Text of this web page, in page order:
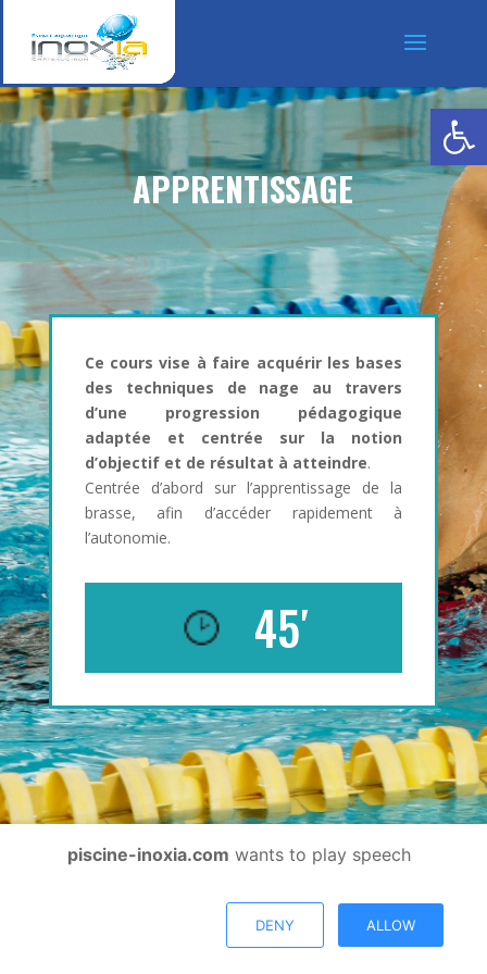
Ouvrir
APPRENTISSAGE
Ce cours vise à faire acquérir les bases
des techniques de nage au travers
d’une progression pédagogique
adaptée et centrée sur la notion
d’objectif et de résultat à atteindre.
Centrée d’abord sur l’apprentissage de la
brasse, afin d’accéder rapidement à
l’autonomie.
45′
mentions
piscine-inoxia.com wants to play speech
DENY ALLOW